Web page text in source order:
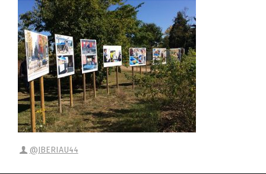
@JBERIAU44